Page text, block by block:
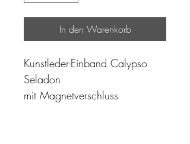
In den Warenkorb
Kunstleder-Einband Calypso
Seladon
mit Magnetverschluss